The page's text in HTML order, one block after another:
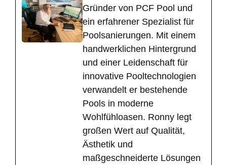
Gründer von PCF Pool und
ein erfahrener Spezialist für
Poolsanierungen. Mit einem
handwerklichen Hintergrund
und einer Leidenschaft für
innovative Pooltechnologien
verwandelt er bestehende
Pools in moderne
Wohlfühloasen. Ronny legt
großen Wert auf Qualität,
Ästhetik und
maßgeschneiderte Lösungen